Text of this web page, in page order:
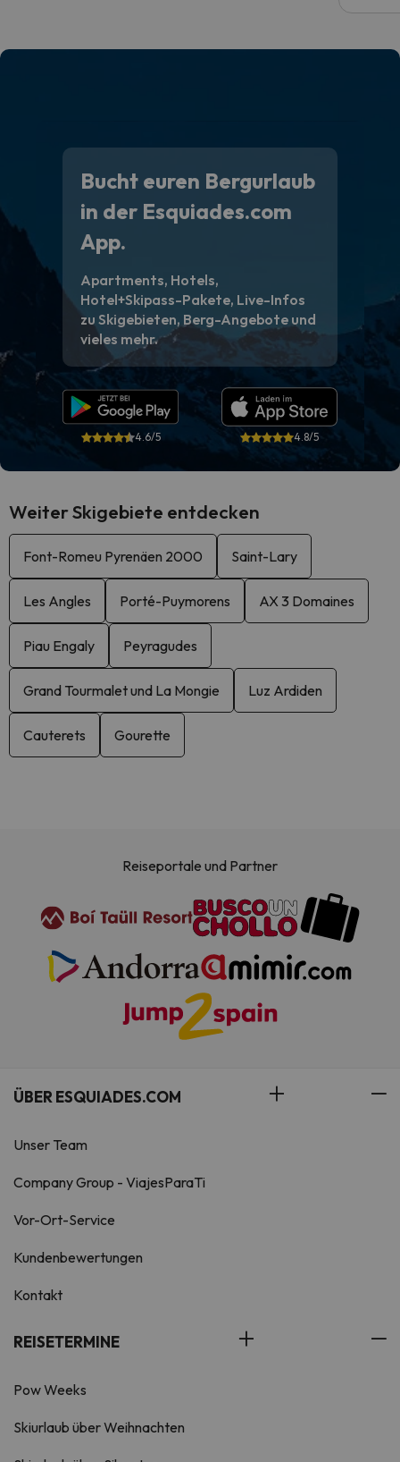
Bucht euren Bergurlaub
in der Esquiades.com
App.
Apartments, Hotels,
Hotel+Skipass-Pakete, Live-Infos
zu Skigebieten, Berg-Angebote und
vieles mehr.
4.6/5 4.8/5
Weiter Skigebiete entdecken
Font-Romeu Pyrenäen 2000 Saint-Lary
Les Angles Porté-Puymorens AX 3 Domaines
Piau Engaly Peyragudes
Grand Tourmalet und La Mongie Luz Ardiden
Cauterets Gourette
Reiseportale und Partner
ÜBER ESQUIADES.COM
Unser Team
Company Group - ViajesParaTi
Vor-Ort-Service
Kundenbewertungen
Kontakt
REISETERMINE
Pow Weeks
Skiurlaub über Weihnachten